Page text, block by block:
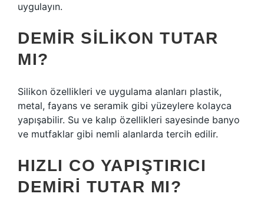
uygulayın.
DEMIR SILIKON TUTAR
MI?
Silikon özellikleri ve uygulama alanları plastik,
metal, fayans ve seramik gibi yüzeylere kolayca
yapışabilir. Su ve kalıp özellikleri sayesinde banyo
ve mutfaklar gibi nemli alanlarda tercih edilir.
HIZLI CO YAPIŞTIRICI
DEMIRI TUTAR MI?